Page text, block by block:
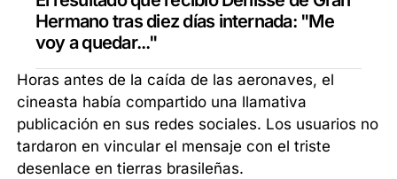
Hermano tras diez días internada: "Me
voy a quedar..."
Horas antes de la caída de las aeronaves, el
cineasta había compartido una llamativa
publicación en sus redes sociales. Los usuarios no
tardaron en vincular el mensaje con el triste
desenlace en tierras brasileñas.